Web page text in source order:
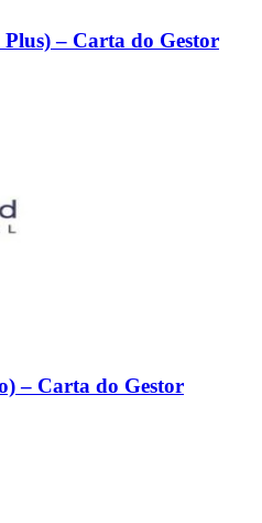
– Carta do Gestor
– Carta do Gestor